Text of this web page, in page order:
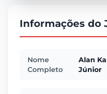
Informações do
Nome
Completo
Alan
Júnior